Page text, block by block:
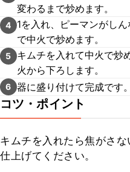
変わるまで炒めます。
4
1を入れ、ピーマンがし
で中火で炒めます。
5
キムチを入れて中火で炒
火から下ろします。
6 器に盛り付けて完成です。
コツ・ポイント
キムチを入れたら焦がさ
仕上げてください。